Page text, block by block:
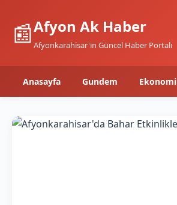
📰Afyon Ak Haber
Afyonkarahisar'ın Güncel Haber Portalı
Anasayfa Gundem Ekonomi